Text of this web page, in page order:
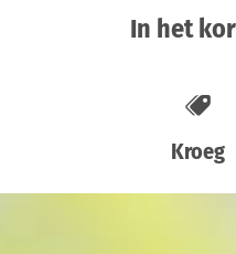
In het
Kroeg